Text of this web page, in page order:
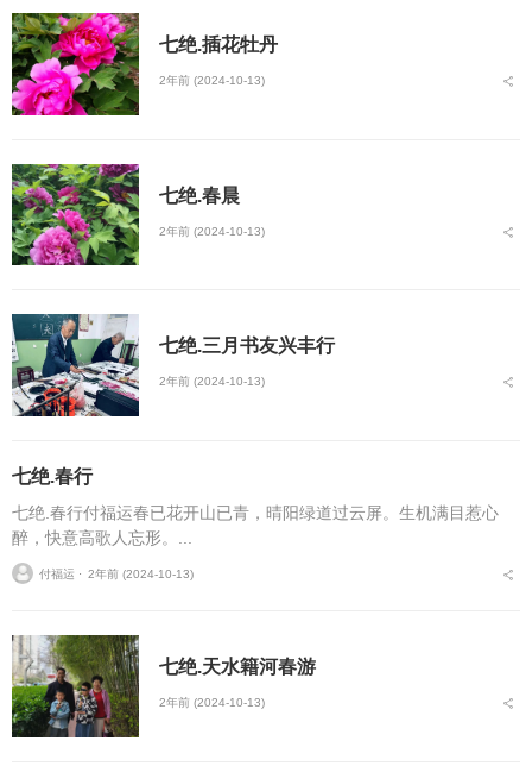
七绝.插花牡丹
2年前 (2024-10-13)
七绝.春晨
2年前 (2024-10-13)
七绝.三月书友兴丰行
2年前 (2024-10-13)
七绝.春行
七绝.春行付福运春已花开山已青，晴阳绿道过云屏。生机满目惹心
醉，快意高歌人忘形。...
付福运 ⋅ 2年前 (2024-10-13)
七绝.天水籍河春游
2年前 (2024-10-13)